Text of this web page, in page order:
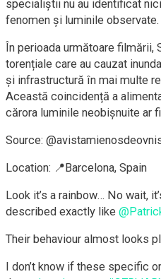
specialiștii nu au identificat
fenomen și luminile observate.
În perioada următoare filmării,
torențiale care au cauzat
și infrastructură în mai multe
Această coincidență a
cărora luminile neobișnuite ar
Source:
Location: 📍Barcelona, Spain
Look it’s a rainbow… No wait,
described exactly like
Their behaviour almost looks
I don’t know if these specific